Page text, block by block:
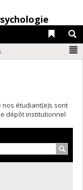
Liens
étudiant(e)s sont
dépôt institutionnel